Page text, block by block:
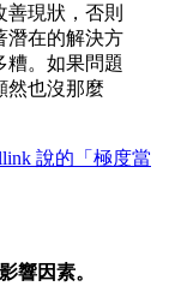
現狀，否則
潛在的解決方
糟。如果問題
然也沒那麼
說的「極度當
響因素。